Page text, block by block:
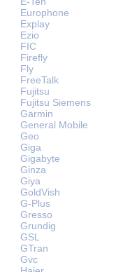
Europhone
Explay
Ezio
FIC
Firefly
Fly
FreeTalk
Fujitsu
Fujitsu Siemens
Garmin
General Mobile
Geo
Giga
Gigabyte
Ginza
Giya
GoldVish
G-Plus
Gresso
Grundig
GSL
GTran
Gvc